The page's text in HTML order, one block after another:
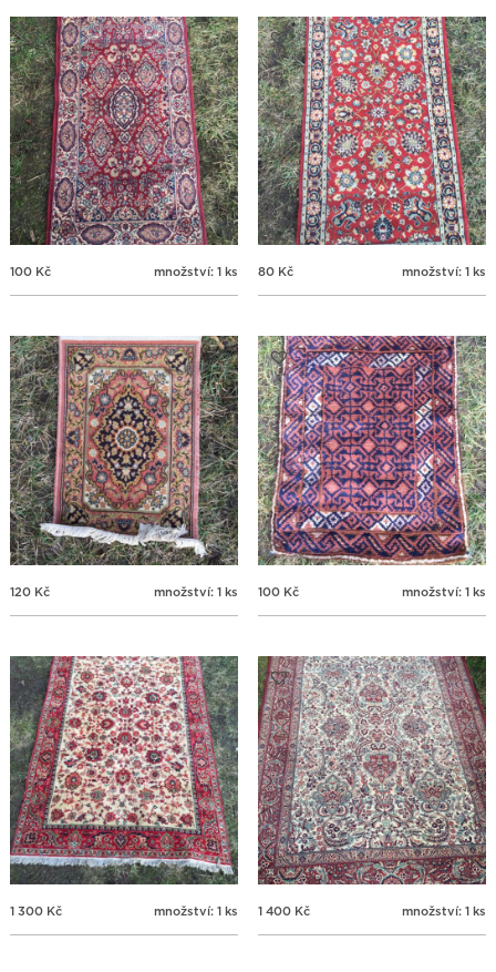
100 Kč množství: 1 ks 80 Kč množství: 1 ks
120 Kč množství: 1 ks 100 Kč množství: 1 ks
1 300 Kč množství: 1 ks 1 400 Kč množství: 1 ks